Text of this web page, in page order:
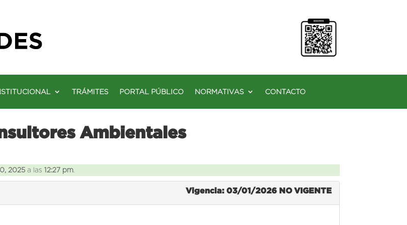
TRÁMITES PORTAL PÚBLICO NORMATIVAS CONTACTO
Ambientales
2025 a las12:27 pm
Vigencia: 03/01/2026 NO VIGENTE